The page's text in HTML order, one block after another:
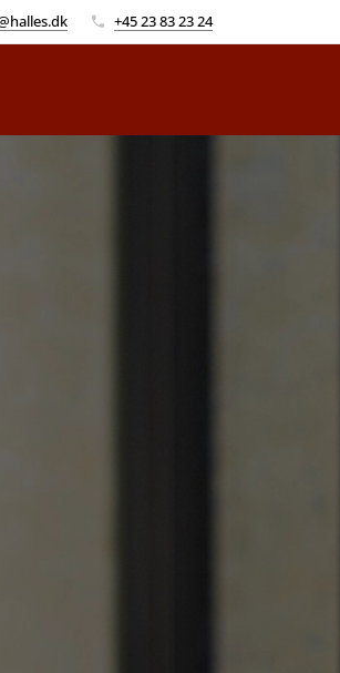
+45 23 83 23 24